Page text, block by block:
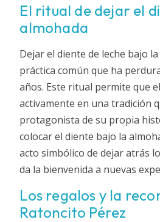
El ritual de dejar el
almohada
Dejar el diente de leche bajo
práctica común que ha
años. Este ritual permite que
activamente en una tradición
protagonista de su propia
colocar el diente bajo la
acto simbólico de dejar atrás
da la bienvenida a nuevas
Los regalos y la
Ratoncito Pérez